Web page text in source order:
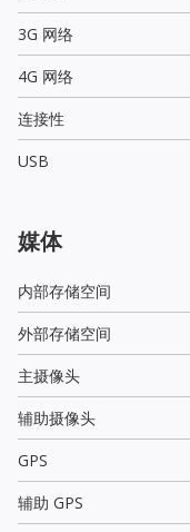
3G 网络
4G 网络
连接性
USB
媒体
内部存储空间
外部存储空间
主摄像头
辅助摄像头
GPS
辅助 GPS